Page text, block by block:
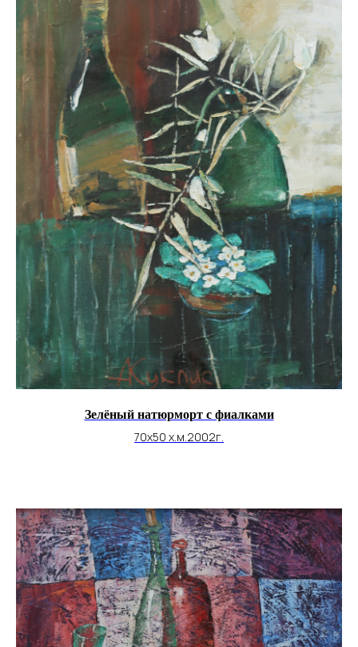
Зелёный натюрморт с фиалками
70х50 х.м.2002г.